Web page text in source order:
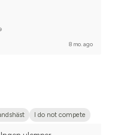
8 mo. ago
I do not compete